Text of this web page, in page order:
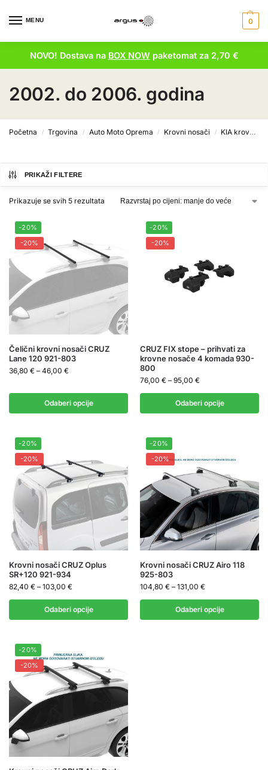
MENU 0
NOVO! Dostava na BOX NOWpaketomat za 2,70 €
2002. do 2006. godina
Početna / Trgovina / Auto Moto Oprema / Krovni nosači / KIA krovni nosači
PRIKAŽI FILTERE
Prikazuje se svih 5 rezultata
-20%
-20%
Čelični krovni nosači CRUZ
Lane 120 921-803
36,80 € – 46,00 €
Odaberi opcije
-20%
-20%
CRUZ FIX stope – prihvati za
krovne nosače 4 komada 930-
800
76,00 € – 95,00 €
Odaberi opcije
-20%
-20%
Krovni nosači CRUZ Oplus
SR+120 921-934
82,40 € – 103,00 €
Odaberi opcije
-20%
-20%
Krovni nosači CRUZ Airo 118
925-803
104,80 € – 131,00 €
Odaberi opcije
-20%
-20%